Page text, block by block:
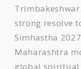
strong resolve
Simhastha
Maharashtra
global